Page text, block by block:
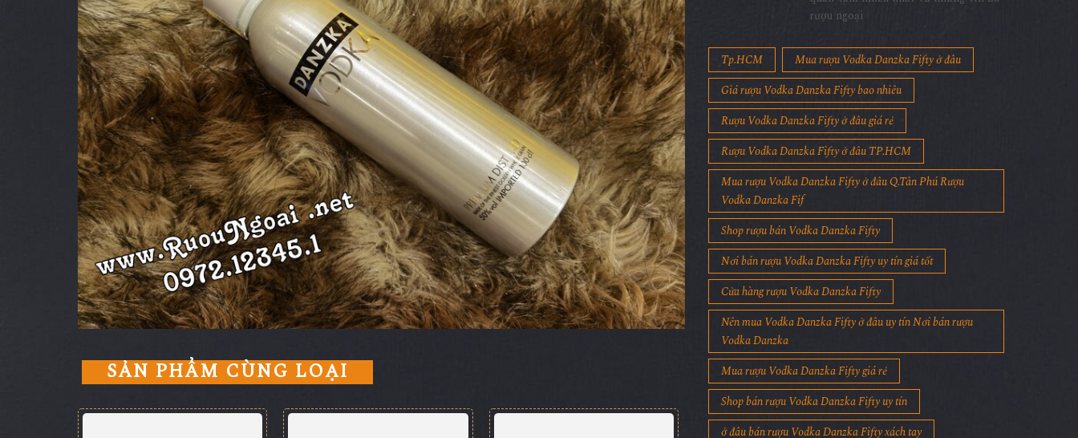
SẢN PHẨM CÙNG LOẠI
rượu ngoại
Tp.HCM
Mua rượu Vodka Danzka Fifty ở đâu
Giá rượu Vodka Danzka Fifty bao nhiêu
Rượu Vodka Danzka Fifty ở đâu giá rẻ
Rượu Vodka Danzka Fifty ở đâu TP.HCM
Mua rượu Vodka Danzka Fifty ở đâu Q.Tân Phú Rượu
Vodka Danzka Fif
Shop rượu bán Vodka Danzka Fifty
Nơi bán rượu Vodka Danzka Fifty uy tín giá tốt
Cửa hàng rượu Vodka Danzka Fifty
Nên mua Vodka Danzka Fifty ở đâu uy tín Nơi bán rượu
Vodka Danzka
Mua rượu Vodka Danzka Fifty giá rẻ
Shop bán rượu Vodka Danzka Fifty uy tín
ở đâu bán rượu Vodka Danzka Fifty xách tay